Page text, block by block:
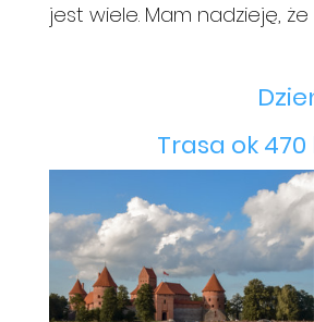
jest wiele. Mam nadzieję,
Trasa ok